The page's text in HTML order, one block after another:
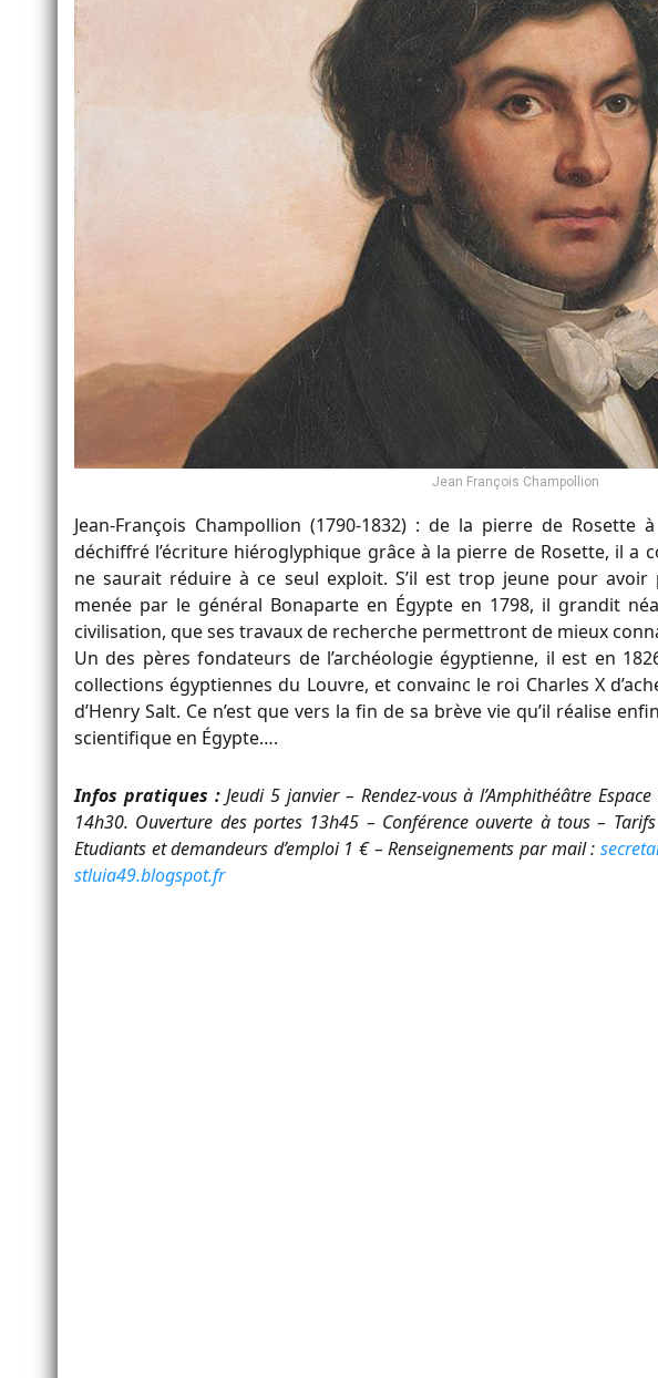
Jean François Champollion
Jean-François Champollion (1790-1832) : de la pierre de Rosette
déchiffré l’écriture hiéroglyphique grâce à la pierre de Rosette, il a
ne saurait réduire à ce seul exploit. S’il est trop jeune pour avoir
menée par le général Bonaparte en Égypte en 1798, il grandit
civilisation, que ses travaux de recherche permettront de mieux
Un des pères fondateurs de l’archéologie égyptienne, il est en
collections égyptiennes du Louvre, et convainc le roi Charles X
d’Henry Salt. Ce n’est que vers la fin de sa brève vie qu’il réalise
scientifique en Égypte….
Infos pratiques :Jeudi 5 janvier – Rendez-vous à l’Amphithéâtre
14h30. Ouverture des portes 13h45 – Conférence ouverte à tous –
Etudiants et demandeurs d’emploi 1 € – Renseignements par mail :
stluia49.blogspot.fr